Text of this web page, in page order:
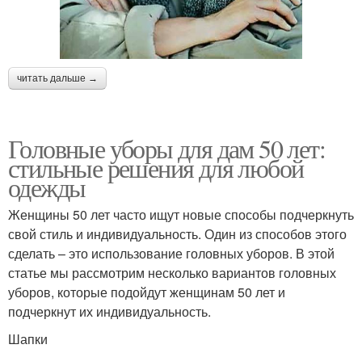
читать дальше →
Головные уборы для дам 50 лет:
стильные решения для любой
одежды
Женщины 50 лет часто ищут новые способы подчеркнуть
свой стиль и индивидуальность. Один из способов этого
сделать – это использование головных уборов. В этой
статье мы рассмотрим несколько вариантов головных
уборов, которые подойдут женщинам 50 лет и
подчеркнут их индивидуальность.
Шапки